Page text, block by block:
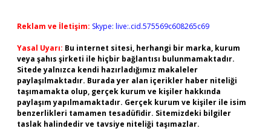
Reklam ve İletişim: Skype: live:.cid.575569c608265c69
Yasal Uyarı: Bu internet sitesi, herhangi bir marka, kurum
veya şahıs şirketi ile hiçbir bağlantısı bulunmamaktadır.
Sitede yalnızca kendi hazırladığımız makaleler
paylaşılmaktadır. Burada yer alan içerikler haber niteliği
taşımamakta olup, gerçek kurum ve kişiler hakkında
paylaşım yapılmamaktadır. Gerçek kurum ve kişiler ile isim
benzerlikleri tamamen tesadüfidir. Sitemizdeki bilgiler
taslak halindedir ve tavsiye niteliği taşımazlar.